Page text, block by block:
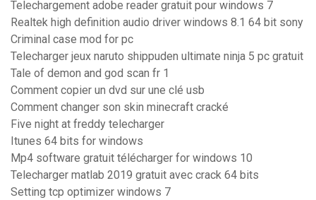
Telechargement adobe reader gratuit pour windows 7
Realtek high definition audio driver windows 8.1 64 bit sony
Criminal case mod for pc
Telecharger jeux naruto shippuden ultimate ninja 5 pc gratuit
Tale of demon and god scan fr 1
Comment copier un dvd sur une clé usb
Comment changer son skin minecraft cracké
Five night at freddy telecharger
Itunes 64 bits for windows
Mp4 software gratuit télécharger for windows 10
Telecharger matlab 2019 gratuit avec crack 64 bits
Setting tcp optimizer windows 7